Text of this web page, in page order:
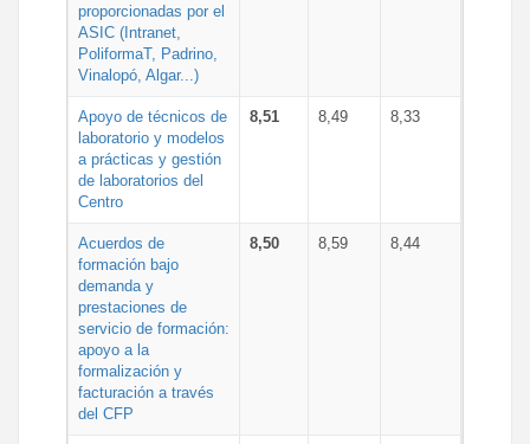
proporcionadas por el
ASIC (Intranet,
PoliformaT, Padrino,
Vinalopó, Algar...)
Apoyo de técnicos de
laboratorio y modelos
a prácticas y gestión
de laboratorios del
Centro
8,51 8,49 8,33
Acuerdos de
formación bajo
demanda y
prestaciones de
servicio de formación:
apoyo a la
formalización y
facturación a través
del CFP
8,50 8,59 8,44